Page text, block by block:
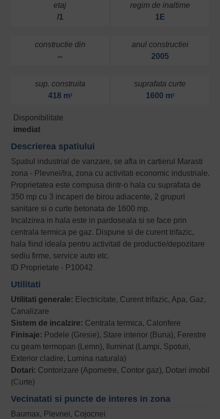
etaj
/1
regim de inaltime
1E
constructie din
--
anul constructiei
2005
sup. construita
418 m2
suprafata curte
1600 m2
Disponibilitate
imediat
Descrierea spatiului
Spatiul industrial de vanzare, se afla in cartierul Marasti
zona - Plevnei/Ira, zona cu activitati economic industriale.
Proprietatea este compusa dintr-o hala cu suprafata de
350 mp cu 3 incaperi de birou adiacente, 2 grupuri
sanitare si o curte betonata de 1600 mp.
Incalzirea in hala este in pardoseala si se face prin
centrala termica pe gaz. Dispune si de curent trifazic,
hala fiind ideala pentru activitati de productie/depozitare
sediu firme, service auto etc.
ID Proprietate - P10042
Utilitati
Utilitati generale: Electricitate, Curent trifazic, Apa, Gaz,
Canalizare
Sistem de incalzire: Centrala termica, Calorifere
Finisaje: Podele (Gresie), Stare interior (Buna), Ferestre
cu geam termopan (Lemn), Iluminat (Lampi, Spoturi,
Exterior cladire, Lumina naturala)
Dotari: Contorizare (Apometre, Contor gaz), Dotari imobil
(Curte)
Vecinatati si puncte de interes in zona
Baumax, Plevnei, Cojocnei